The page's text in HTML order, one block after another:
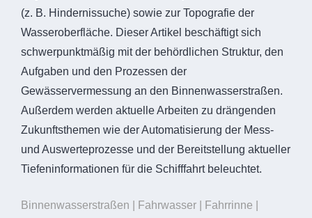
(z. B. Hindernissuche) sowie zur Topografie der
Wasseroberfläche. Dieser Artikel beschäftigt sich
schwerpunktmäßig mit der behördlichen Struktur, den
Aufgaben und den Prozessen der
Gewässervermessung an den Binnenwasserstraßen.
Außerdem werden aktuelle Arbeiten zu drängenden
Zukunftsthemen wie der Automatisierung der Mess-
und Auswerteprozesse und der Bereitstellung aktueller
Tiefeninformationen für die Schifffahrt beleuchtet.
Binnenwasserstraßen | Fahrwasser | Fahrrinne |